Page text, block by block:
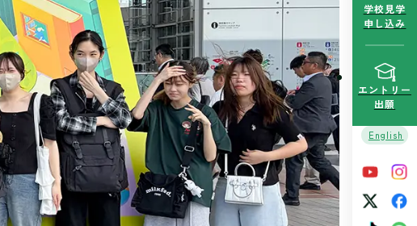
学校見学
申し込み
エントリー
出願
English